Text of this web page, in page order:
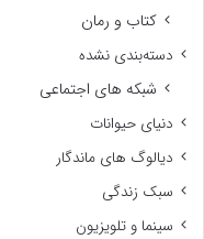
کتاب و رمان
دسته‌بندی نشده
شبکه های اجتماعی
دنیای حیوانات
دیالوگ های ماندگار
سبک زندگی
سینما و تلویزیون